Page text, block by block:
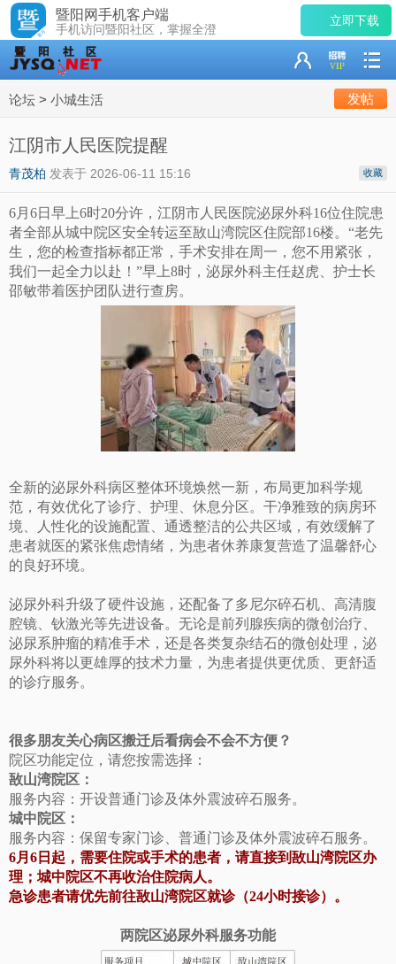
暨阳网手机客户端
手机访问暨阳社区，掌握全澄
立即下载
论坛 > 小城生活 发帖
江阴市人民医院提醒
收藏
青茂柏 发表于 2026-06-11 15:16
6月6日早上6时20分许，江阴市人民医院泌尿外科16位住院患
者全部从城中院区安全转运至敔山湾院区住院部16楼。“老先
生，您的检查指标都正常，手术安排在周一，您不用紧张，
我们一起全力以赴！”早上8时，泌尿外科主任赵虎、护士长
邵敏带着医护团队进行查房。
全新的泌尿外科病区整体环境焕然一新，布局更加科学规
范，有效优化了诊疗、护理、休息分区。干净雅致的病房环
境、人性化的设施配置、通透整洁的公共区域，有效缓解了
患者就医的紧张焦虑情绪，为患者休养康复营造了温馨舒心
的良好环境。
泌尿外科升级了硬件设施，还配备了多尼尔碎石机、高清腹
腔镜、钬激光等先进设备。无论是前列腺疾病的微创治疗、
泌尿系肿瘤的精准手术，还是各类复杂结石的微创处理，泌
尿外科将以更雄厚的技术力量，为患者提供更优质、更舒适
的诊疗服务。
很多朋友关心病区搬迁后看病会不会不方便？
院区功能定位，请您按需选择：
敔山湾院区：
服务内容：开设普通门诊及体外震波碎石服务。
城中院区：
服务内容：保留专家门诊、普通门诊及体外震波碎石服务。
6月6日起，需要住院或手术的患者，请直接到敔山湾院区办
理；城中院区不再收治住院病人。
急诊患者请优先前往敔山湾院区就诊（24小时接诊）。
两院区泌尿外科服务功能